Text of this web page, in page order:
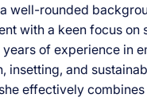
well-rounded
with a keen focus on
of experience in
insetting, and
effectively